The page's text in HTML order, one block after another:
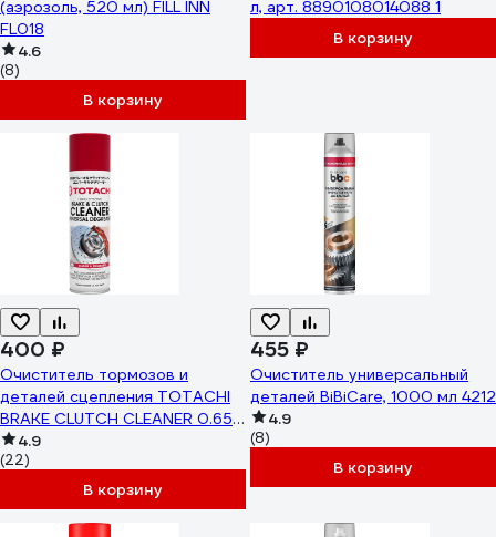
(аэрозоль, 520 мл) FILL INN
FL018
4.6
(8)
В корзину
л, арт. 8890108014088 1
В корзину
400 ₽
Очиститель тормозов и
деталей сцепления TOTACHI
BRAKE CLUTCH CLEANER 0.65 л
9A1Z6
4.9
(22)
В корзину
455 ₽
Очиститель универсальный
деталей BiBiCare, 1000 мл 4212
4.9
(8)
В корзину